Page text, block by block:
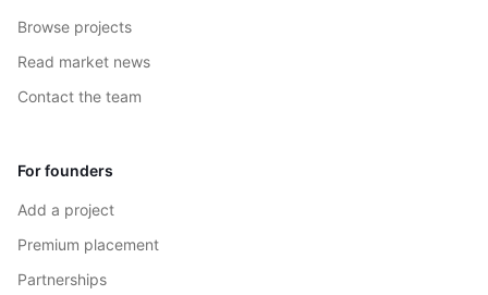
Browse projects
Read market news
Contact the team
For founders
Add a project
Premium placement
Partnerships